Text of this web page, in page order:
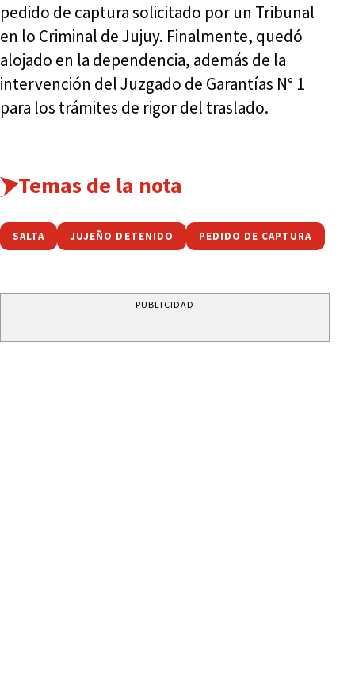
pedido de captura solicitado por un Tribunal
en lo Criminal de Jujuy. Finalmente, quedó
alojado en la dependencia, además de la
intervención del Juzgado de Garantías N° 1
para los trámites de rigor del traslado.
Temas de la nota
SALTA JUJEÑO DETENIDO PEDIDO DE CAPTURA
PUBLICIDAD